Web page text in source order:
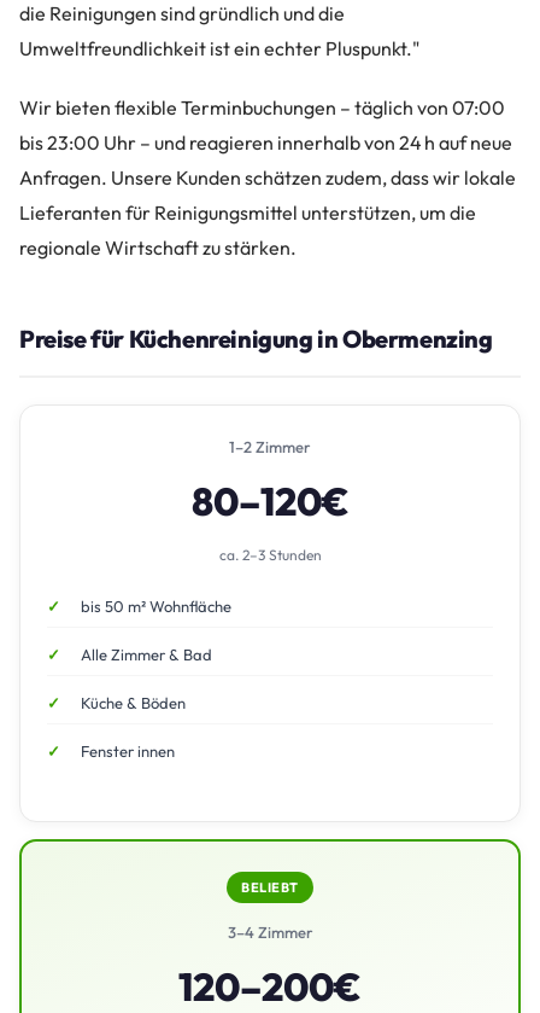
die Reinigungen sind gründlich und die
Umweltfreundlichkeit ist ein echter Pluspunkt."
Wir bieten flexible Terminbuchungen – täglich von 07:00
bis 23:00 Uhr – und reagieren innerhalb von 24 h auf neue
Anfragen. Unsere Kunden schätzen zudem, dass wir lokale
Lieferanten für Reinigungsmittel unterstützen, um die
regionale Wirtschaft zu stärken.
Preise für Küchenreinigung in Obermenzing
1–2 Zimmer
80–120€
ca. 2–3 Stunden
bis 50 m² Wohnfläche
Alle Zimmer & Bad
Küche & Böden
Fenster innen
BELIEBT
3–4 Zimmer
120–200€